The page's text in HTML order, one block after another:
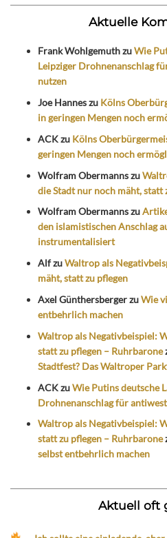
Aktuelle
Frank WohlgemuthzuWie
Leipziger Drohnenanschlag
nutzen
Joe Hanneszu Kölns
in geringen Mengen noch
ACKzu Kölns
geringen Mengen noch
Wolfram Obermannszu
die Stadt nur noch mäht, statt
Wolfram Obermannszu
den islamistischen Anschlag
instrumentalisiert
AlfzuWaltrop als
mäht, statt zu pflegen
Axel GünthersbergerzuWie
entbehrlich machen
Waltrop als Negativbeispiel:
statt zu pflegen – Ruhrbarone
Stadtfest? Das Waltroper
ACKzuWie Putins deutsche
Drohnenanschlag für
Waltrop als Negativbeispiel:
statt zu pflegen – Ruhrbarone
selbst entbehrlich machen
Aktuell oft